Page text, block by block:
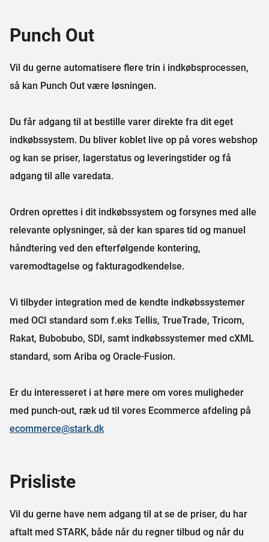
Punch Out
Vil du gerne automatisere flere trin i indkøbsprocessen,
så kan Punch Out være løsningen.
Du får adgang til at bestille varer direkte fra dit eget
indkøbssystem. Du bliver koblet live op på vores webshop
og kan se priser, lagerstatus og leveringstider og få
adgang til alle varedata.
Ordren oprettes i dit indkøbssystem og forsynes med alle
relevante oplysninger, så der kan spares tid og manuel
håndtering ved den efterfølgende kontering,
varemodtagelse og fakturagodkendelse.
Vi tilbyder integration med de kendte indkøbssystemer
med OCI standard som f.eks Tellis, TrueTrade, Tricom,
Rakat, Bubobubo, SDI, samt indkøbssystemer med cXML
standard, som Ariba og Oracle-Fusion.
Er du interesseret i at høre mere om vores muligheder
med punch-out, ræk ud til vores Ecommerce afdeling på
ecommerce@stark.dk
Prisliste
Vil du gerne have nem adgang til at se de priser, du har
aftalt med STARK, både når du regner tilbud og når du